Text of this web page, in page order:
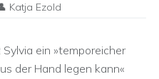
Katja Ezold
ein »temporeicher
der Hand legen kann«